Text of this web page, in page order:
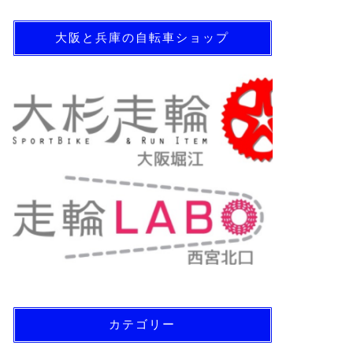
大阪と兵庫の自転車ショップ
カテゴリー